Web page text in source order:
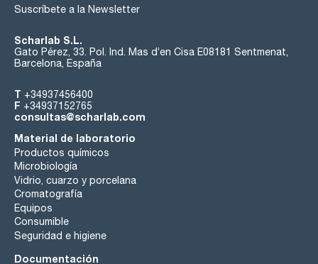
Suscríbete a la Newsletter
Scharlab S.L.
Gato Pérez, 33. Pol. Ind. Mas d’en Cisa E08181 Sentmenat,
Barcelona, España
T +34937456400
F +34937152765
consultas@scharlab.com
Material de laboratorio
Productos químicos
Microbiología
Vidrio, cuarzo y porcelana
Cromatografía
Equipos
Consumible
Seguridad e higiene
Documentación